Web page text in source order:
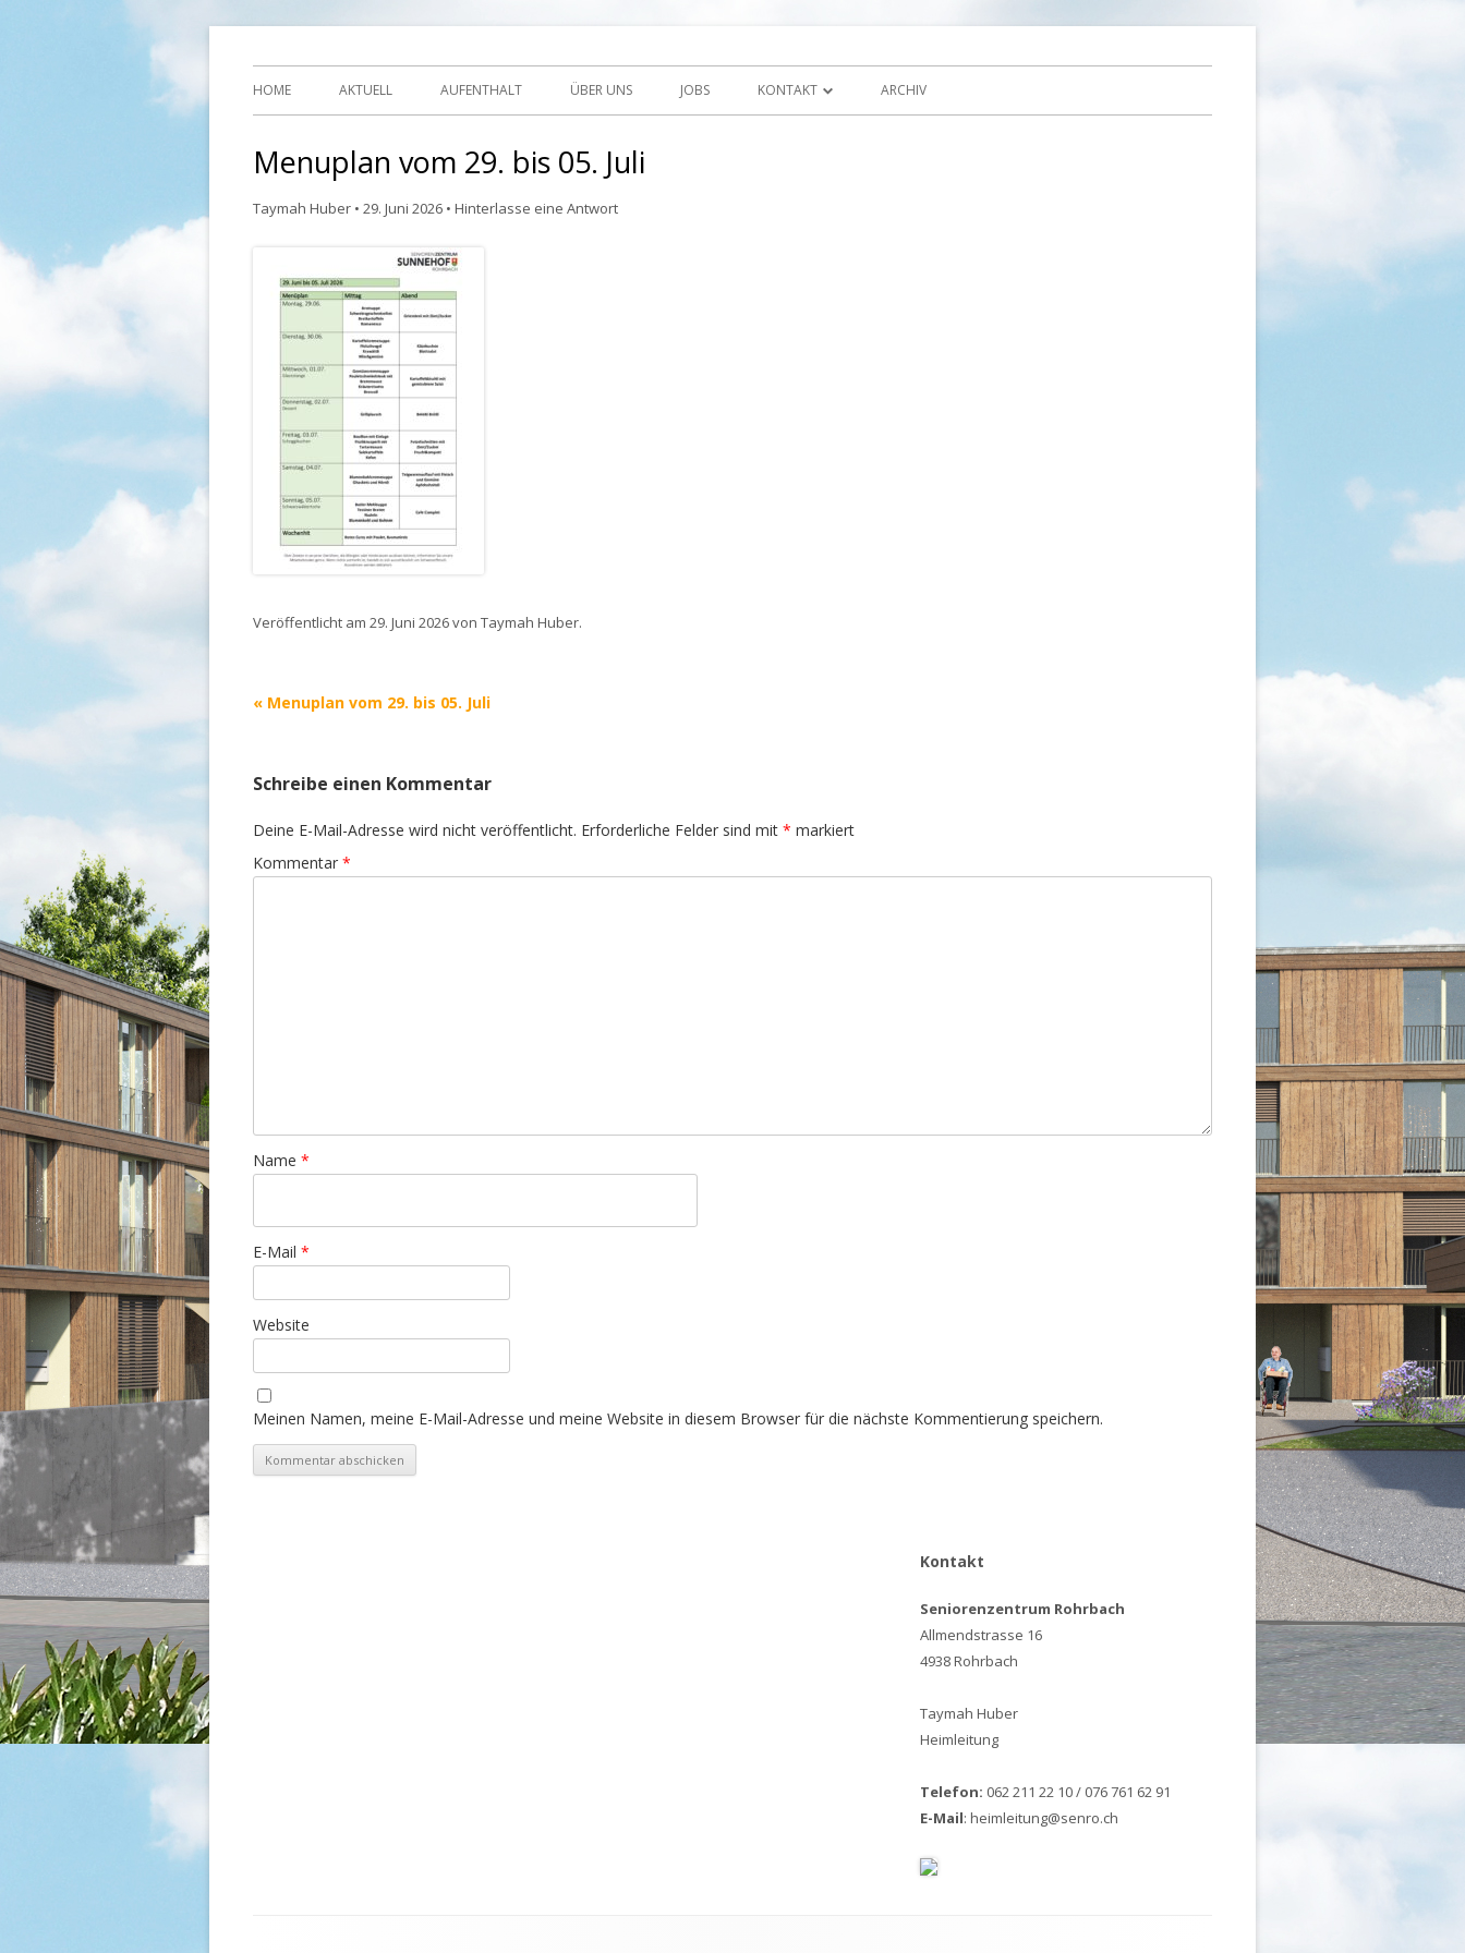
Seniorenzentrum Sunnehof Rohrbach Zum
Inhalt
HOME AKTUELL AUFENTHALT ÜBER UNS JOBS KONTAKT ARCHIV
Menuplan vom 29. bis 05. Juli
Taymah Huber • 29. Juni 2026 • Hinterlasse eine Antwort
Veröffentlicht am 29. Juni 2026von Taymah Huber.
Beitrags-
« Menuplan vom 29. bis 05. Juli
Schreibe einen Kommentar
Deine E-Mail-Adresse wird nicht veröffentlicht. Erforderliche Felder sind mit * markiert
Kommentar *
Name *
E-Mail *
Website
Meinen Namen, meine E-Mail-Adresse und meine Website in diesem Browser für die nächste Kommentierung speichern.
Kontakt
Seniorenzentrum Rohrbach
Allmendstrasse 16
4938 Rohrbach
Taymah Huber
Heimleitung
Telefon: 062 211 22 10 / 076 761 62 91
E-Mail: heimleitung@senro.ch